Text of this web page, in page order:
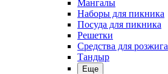
Мангалы
Наборы для пикника
Посуда для пикника
Решетки
Средства для розжига
Тандыр
Еще